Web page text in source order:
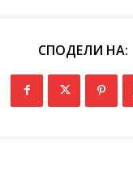
СПОДЕЛИ НА: